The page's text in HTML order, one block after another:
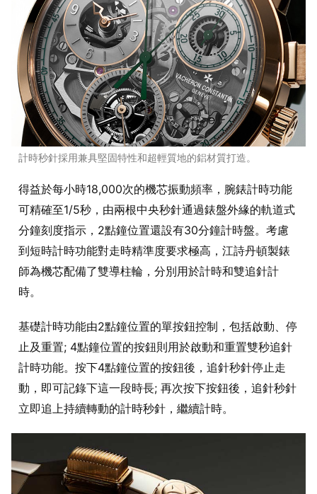
計時秒針採用兼具堅固特性和超輕質地的鋁材質打造。
得益於每小時18,000次的機芯振動頻率，腕錶計時功能
可精確至1/5秒，由兩根中央秒針通過錶盤外緣的軌道式
分鐘刻度指示，2點鐘位置還設有30分鐘計時盤。考慮
到短時計時功能對走時精準度要求極高，江詩丹頓製錶
師為機芯配備了雙導柱輪，分別用於計時和雙追針計
時。
基礎計時功能由2點鐘位置的單按鈕控制，包括啟動、停
止及重置; 4點鐘位置的按鈕則用於啟動和重置雙秒追針
計時功能。按下4點鐘位置的按鈕後，追針秒針停止走
動，即可記錄下這一段時長; 再次按下按鈕後，追針秒針
立即追上持續轉動的計時秒針，繼續計時。